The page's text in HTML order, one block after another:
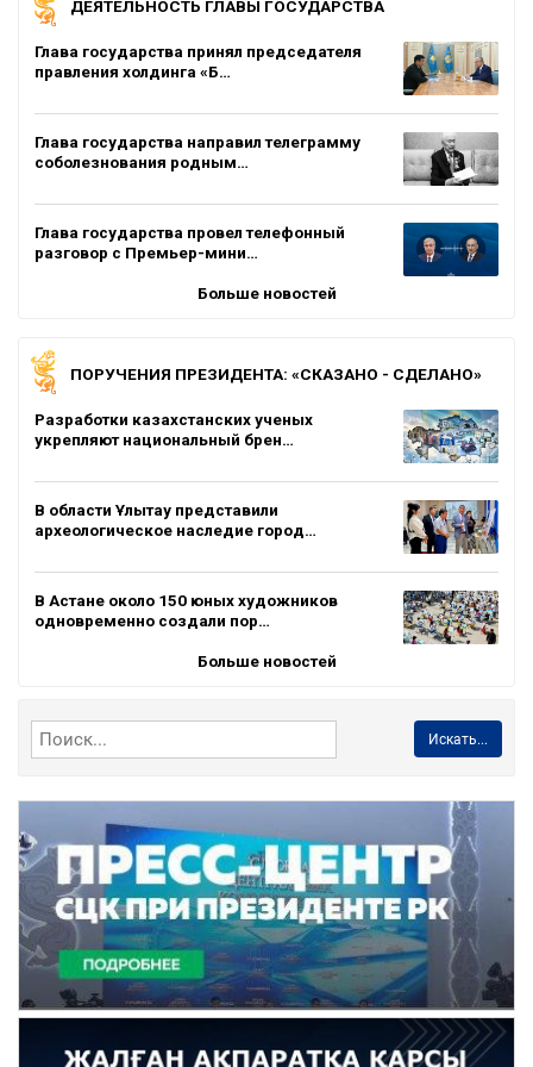
ДЕЯТЕЛЬНОСТЬ ГЛАВЫ ГОСУДАРСТВА
Глава государства принял председателя
правления холдинга «Б…
Глава государства направил телеграмму
соболезнования родным…
Глава государства провел телефонный
разговор с Премьер-мини…
Больше новостей
ПОРУЧЕНИЯ ПРЕЗИДЕНТА: «СКАЗАНО - СДЕЛАНО»
Разработки казахстанских ученых
укрепляют национальный брен…
В области Ұлытау представили
археологическое наследие город…
В Астане около 150 юных художников
одновременно создали пор…
Больше новостей
Искать...